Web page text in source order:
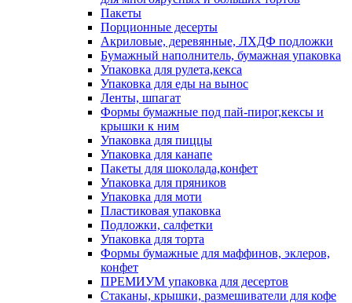
Пакеты
Порционные десерты
Акриловые, деревянные, ЛХДФ подложки
Бумажный наполнитель, бумажная упаковка
Упаковка для рулета,кекса
Упаковка для еды на вынос
Ленты, шпагат
Формы бумажные под пай-пирог,кексы и
крышки к ним
Упаковка для пиццы
Упаковка для канапе
Пакеты для шоколада,конфет
Упаковка для пряников
Упаковка для моти
Пластиковая упаковка
Подложки, салфетки
Упаковка для торта
Формы бумажные для маффинов, эклеров,
конфет
ПРЕМИУМ упаковка для десертов
Стаканы, крышки, размешиватели для кофе